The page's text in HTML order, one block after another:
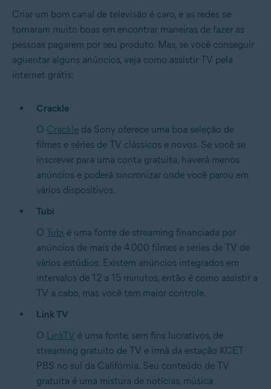
Criar um bom canal de televisão é caro, e as redes se
tornaram muito boas em encontrar maneiras de fazer as
pessoas pagarem por seu produto. Mas, se você conseguir
aguentar alguns anúncios, veja como assistir TV pela
internet grátis:
Crackle
O Crackle da Sony oferece uma boa seleção de
filmes e séries de TV clássicos e novos. Se você se
inscrever para uma conta gratuita, haverá menos
anúncios e poderá sincronizar onde você parou em
vários dispositivos.
Tubi
O Tubi é uma fonte de streaming financiada por
anúncios de mais de 4.000 filmes e séries de TV de
vários estúdios. Existem anúncios integrados em
intervalos de 12 a 15 minutos, então é como assistir a
TV a cabo, mas você tem maior controle.
Link TV
O LinkTV é uma fonte, sem fins lucrativos, de
streaming gratuito de TV e irmã da estação KCET
PBS no sul da Califórnia. Seu conteúdo de TV
gratuita é uma mistura de notícias, música